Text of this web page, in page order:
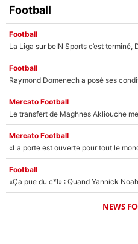
Football
Football
Football
Mercato Football
Mercato Football
Football
NEWS